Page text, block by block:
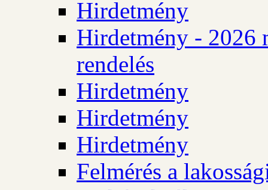
Hirdetmény
Hirdetmény - 2026
rendelés
Hirdetmény
Hirdetmény
Hirdetmény
Felmérés a